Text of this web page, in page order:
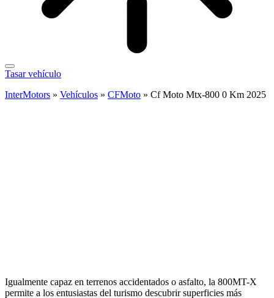
Tasar vehículo
InterMotors » Vehículos » CFMoto » Cf Moto Mtx-800 0 Km 2025
Igualmente capaz en terrenos accidentados o asfalto, la 800MT-X
permite a los entusiastas del turismo descubrir superficies más